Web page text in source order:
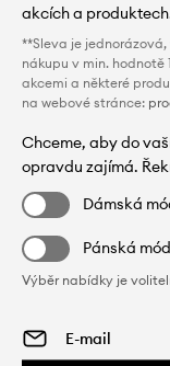
akcích a
**Sleva je
nákupu v min. hodnotě
akcemi a některé
na webové stránce:
Chceme, aby do
opravdu zajímá.
Dámská
Pánská
Výběr nabídky je